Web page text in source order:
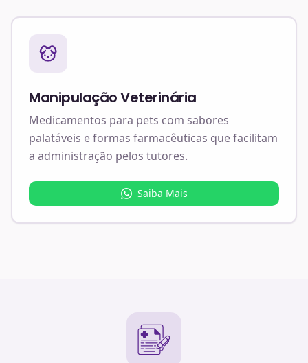
Manipulação Veterinária
Medicamentos para pets com sabores
palatáveis e formas farmacêuticas que facilitam
a administração pelos tutores.
Saiba Mais